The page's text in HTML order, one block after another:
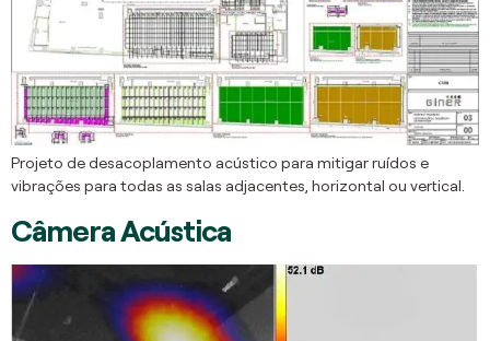
Projeto de desacoplamento acústico para mitigar ruídos e
vibrações para todas as salas adjacentes, horizontal ou vertical.
Câmera Acústica